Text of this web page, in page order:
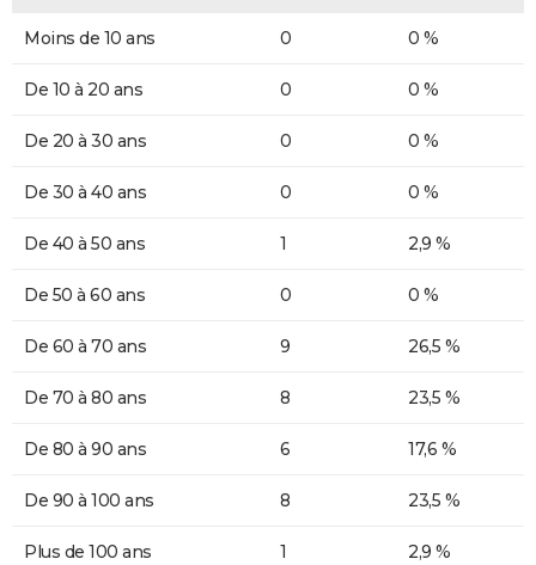
Moins de 10 ans 0 0 %
De 10 à 20 ans 0 0 %
De 20 à 30 ans 0 0 %
De 30 à 40 ans 0 0 %
De 40 à 50 ans 1 2,9 %
De 50 à 60 ans 0 0 %
De 60 à 70 ans 9 26,5 %
De 70 à 80 ans 8 23,5 %
De 80 à 90 ans 6 17,6 %
De 90 à 100 ans 8 23,5 %
Plus de 100 ans 1 2,9 %